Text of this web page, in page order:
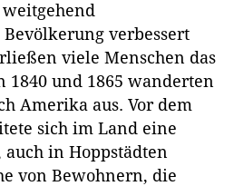
verbessert
viele Menschen das
und 1865 wanderten
Amerika aus. Vor dem
sich im Land eine
in Hoppstädten
von Bewohnern, die